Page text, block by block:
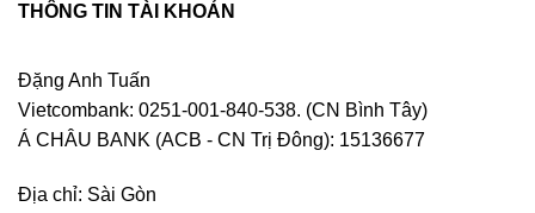
THÔNG TIN TÀI KHOẢN
Đặng Anh Tuấn
Vietcombank: 0251-001-840-538. (CN Bình Tây)
Á CHÂU BANK (ACB - CN Trị Đông): 15136677
Địa chỉ: Sài Gòn